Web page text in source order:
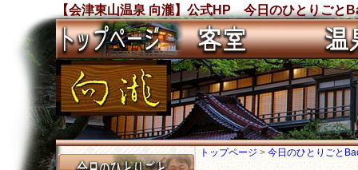
【会津東山温泉 向瀧】公式HP 今日のひとりごと
トップページ> 今日のひとりごと